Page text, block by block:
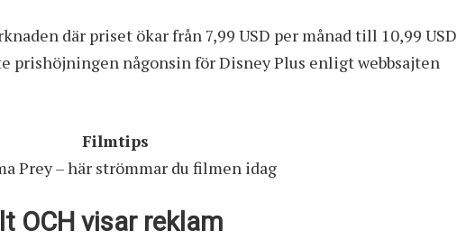
där priset ökar från 7,99 USD per månad till 10,99 USD
prishöjningen någonsin för Disney Plus enligt webbsajten
Filmtips
Prey – här strömmar du filmen idag
OCH visar reklam